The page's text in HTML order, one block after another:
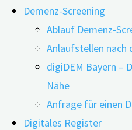
Demenz-Screening
Ablauf Demenz-
Anlaufstellen nach
digiDEM Bayern –
Nähe
Anfrage für einen
Digitales Register